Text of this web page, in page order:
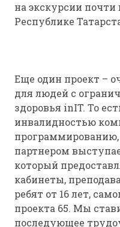
на экскурсии
Республике
Еще один проект –
для людей с
здоровья inIT. То
инвалидностью
партнером
который
кабинеты,
ребят от 16 лет,
проекта 65. Мы
последующее